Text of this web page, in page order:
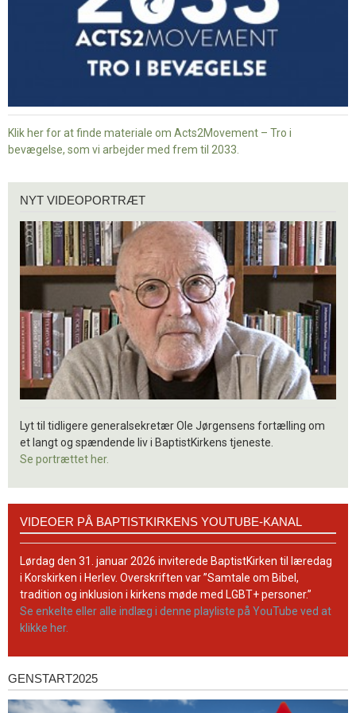
Klik her for at finde materiale om Acts2Movement – Tro i
bevægelse, som vi arbejder med frem til 2033.
videoportræt
NYT VIDEOPORTRÆT
Lyt til tidligere generalsekretær Ole Jørgensens fortælling om
et langt og spændende liv i BaptistKirkens tjeneste.
Se portrættet her.
BaptistKirkens
YouTube-
kanal
VIDEOER PÅ BAPTISTKIRKENS YOUTUBE-KANAL
Lørdag den 31. januar 2026 inviterede BaptistKirken til læredag
i Korskirken i Herlev. Overskriften var ”Samtale om Bibel,
tradition og inklusion i kirkens møde med LGBT+ personer.”
Se enkelte eller alle indlæg i denne playliste på YouTube ved at
klikke her.
Genstart2025
GENSTART2025